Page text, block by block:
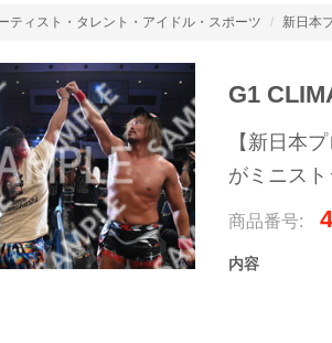
ティスト・タレント・アイドル・スポーツ 新日本
G1
【新日本
がミニスト
商品番号:
内容